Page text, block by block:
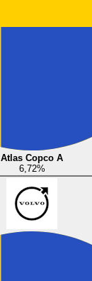
Atlas Copco A
6,72%